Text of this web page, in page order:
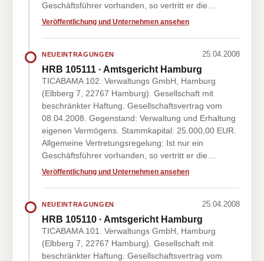
Geschäftsführer vorhanden, so vertritt er die…
Veröffentlichung und Unternehmen ansehen
NEUEINTRAGUNGEN 25.04.2008
HRB 105111 · Amtsgericht Hamburg
TICABAMA 102. Verwaltungs GmbH, Hamburg
(Elbberg 7, 22767 Hamburg). Gesellschaft mit
beschränkter Haftung. Gesellschaftsvertrag vom
08.04.2008. Gegenstand: Verwaltung und Erhaltung
eigenen Vermögens. Stammkapital: 25.000,00 EUR.
Allgemeine Vertretungsregelung: Ist nur ein
Geschäftsführer vorhanden, so vertritt er die…
Veröffentlichung und Unternehmen ansehen
NEUEINTRAGUNGEN 25.04.2008
HRB 105110 · Amtsgericht Hamburg
TICABAMA 101. Verwaltungs GmbH, Hamburg
(Elbberg 7, 22767 Hamburg). Gesellschaft mit
beschränkter Haftung. Gesellschaftsvertrag vom